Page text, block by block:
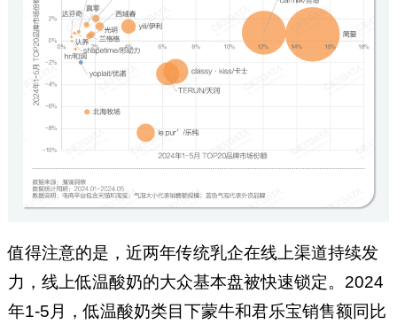
值得注意的是，近两年传统乳企在线上渠道持续发
力，线上低温酸奶的大众基本盘被快速锁定。2024
年1-5月，低温酸奶类目下蒙牛和君乐宝销售额同比